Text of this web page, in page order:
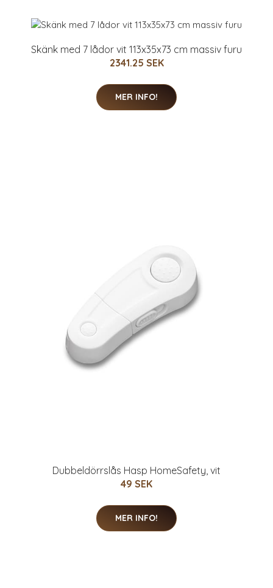
Skänk med 7 lådor vit 113x35x73 cm massiv furu
2341.25 SEK
MER INFO!
Dubbeldörrslås Hasp HomeSafety, vit
49 SEK
MER INFO!